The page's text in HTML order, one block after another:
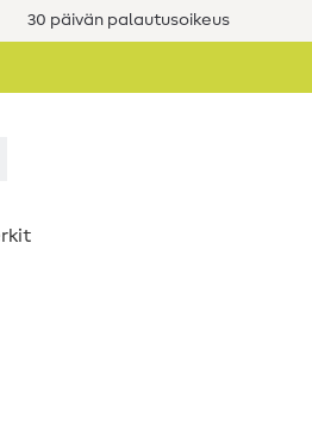
30 päivän palautusoikeus